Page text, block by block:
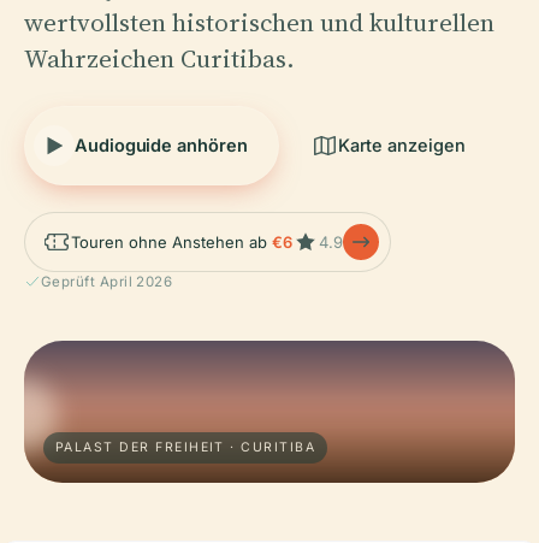
wertvollsten historischen und kulturellen
Wahrzeichen Curitibas.
Audioguide anhören Karte anzeigen
Touren ohne Anstehen ab €6 4.9
Geprüft April 2026
PALAST DER FREIHEIT · CURITIBA